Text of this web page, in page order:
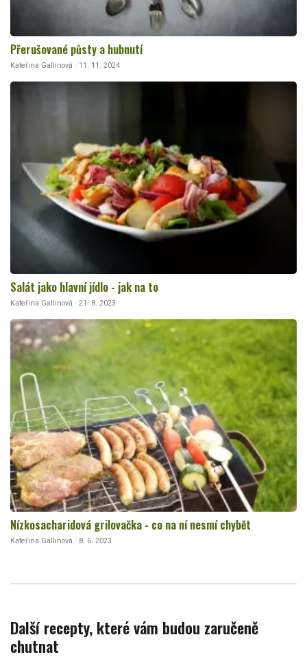
Přerušované půsty a hubnutí
Kateřina Gallinová · 11. 11. 2024
Salát jako hlavní jídlo - jak na to
Kateřina Gallinová · 21. 8. 2023
Nízkosacharidová grilovačka - co na ní nesmí chybět
Kateřina Gallinová · 8. 6. 2023
Další recepty, které vám budou zaručeně
chutnat